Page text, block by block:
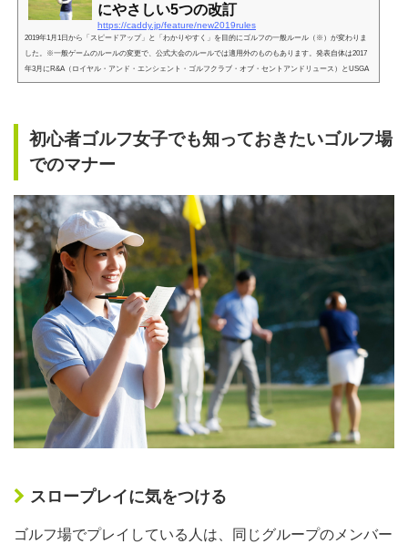
にやさしい5つの改訂
https://caddy.jp/feature/new2019rules
2019年1月1日から「スピードアップ」と「わかりやすく」を目的にゴルフの一般ルール（※）が変わりま
した。※一般ゲームのルールの変更で、公式大会のルールでは適用外のものもあります。発表自体は2017
年3月にR&A（ロイヤル・アンド・エンシェント・ゴルフクラブ・オブ・セントアンドリュース）とUSGA
（全米ゴルフ協会）が「ゴルフ規則を近代化するための変更案」を提案していました。https://caddy.jp/revie
初心者ゴルフ女子でも知っておきたいゴルフ場
でのマナー
スロープレイに気をつける
ゴルフ場でプレイしている人は、同じグループのメンバー